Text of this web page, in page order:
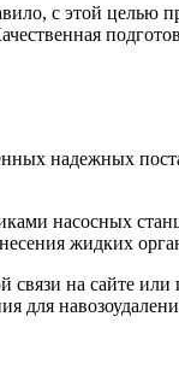
с этой целью
надежных
насосных
жидких
на сайте
для